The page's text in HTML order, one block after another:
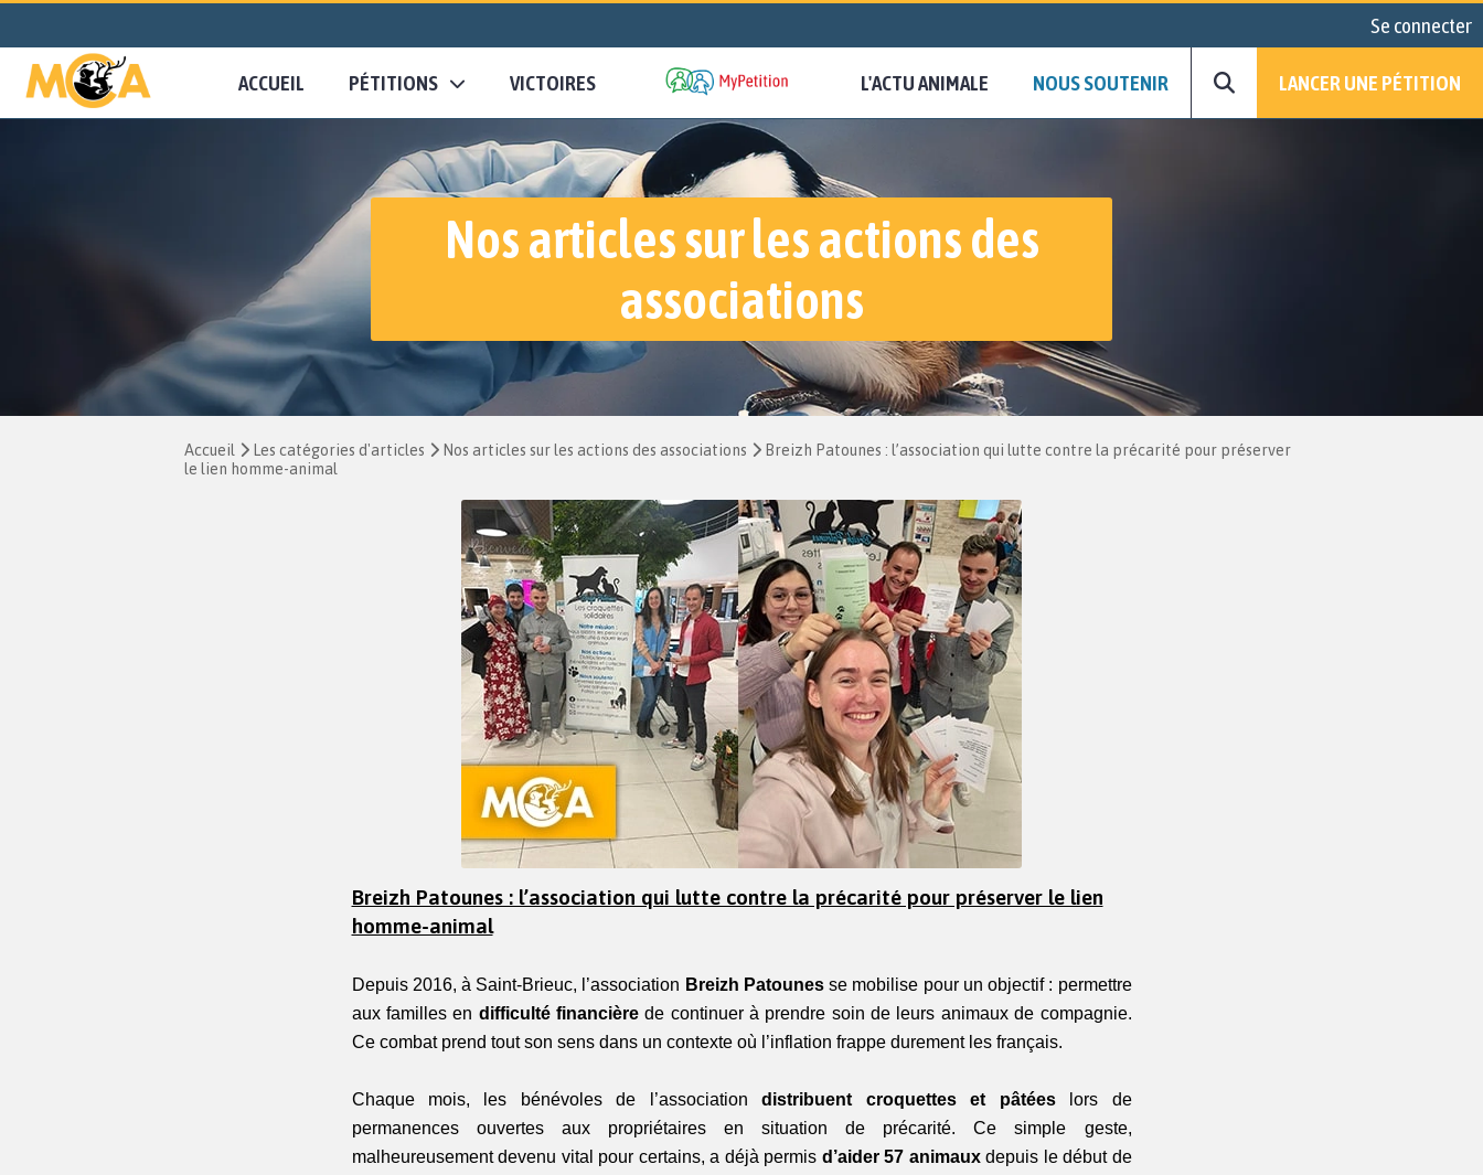
Se connecter
ACCUEIL PÉTITIONS VICTOIRES L'ACTU ANIMALE NOUS SOUTENIR LANCER UNE PÉTITION
Nos articles sur les actions des
associations
Accueil Les catégories d'articles Nos articles sur les actions des associations
Breizh Patounes : l’association qui lutte contre la précarité pour préserver
le lien homme-animal
Breizh Patounes : l’association qui lutte contre la précarité pour préserver le lien
homme-animal
Depuis 2016, à Saint-Brieuc, l’association Breizh Patounes se mobilise pour un objectif : permettre
aux familles en difficulté financière de continuer à prendre soin de leurs animaux de compagnie.
Ce combat prend tout son sens dans un contexte où l’inflation frappe durement les français.
Chaque mois, les bénévoles de l’association distribuent croquettes et pâtées lors de
permanences ouvertes aux propriétaires en situation de précarité. Ce simple geste,
malheureusement devenu vital pour certains, a déjà permis d’aider 57 animaux depuis le début de